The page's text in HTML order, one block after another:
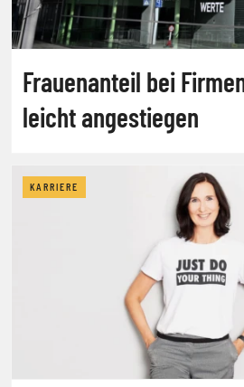
Frauenanteil bei
leicht angestiegen
KARRIERE